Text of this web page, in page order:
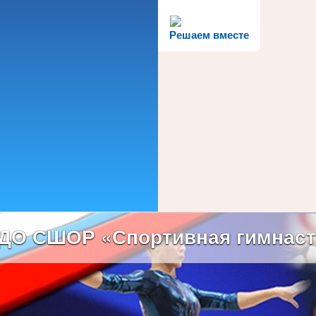
Решаем вместе
СШОР «Спортивная